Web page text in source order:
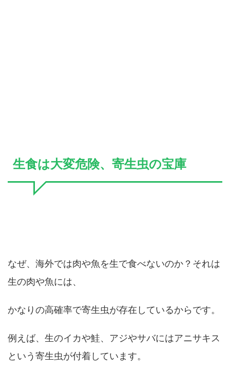
生食は大変危険、寄生虫の宝庫
なぜ、海外では肉や魚を生で食べないのか？それは
生の肉や魚には、
かなりの高確率で寄生虫が存在しているからです。
例えば、生のイカや鮭、アジやサバにはアニサキス
という寄生虫が付着しています。